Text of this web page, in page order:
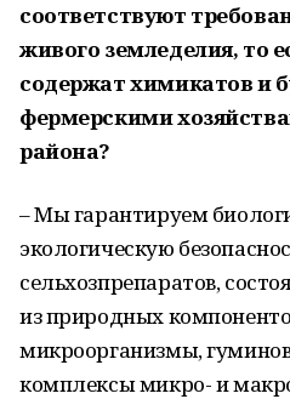
соответствуют
живого земледелия, то
содержат химикатов и
фермерскими
района?
– Мы гарантируем
экологическую
сельхозпрепаратов,
из природных
микроорганизмы,
комплексы микро- и